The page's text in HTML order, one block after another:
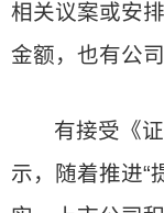
相关议案或安
金额，也有公
有接受《
示，随着推进“